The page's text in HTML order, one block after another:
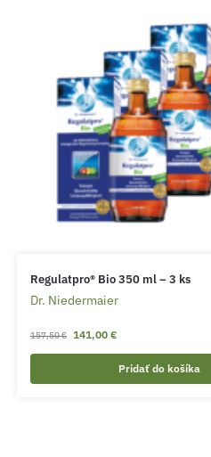
Regulatpro® Bio 350 ml – 3 ks
Dr. Niedermaier
157,50€ 141,00 €
Pridať do košíka